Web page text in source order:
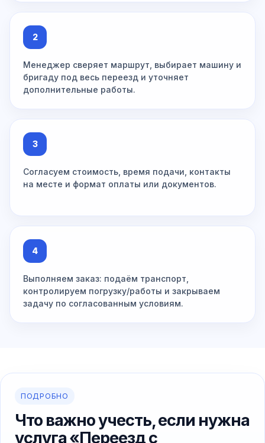
2
Менеджер сверяет маршрут, выбирает машину и
бригаду под весь переезд и уточняет
дополнительные работы.
3
Согласуем стоимость, время подачи, контакты
на месте и формат оплаты или документов.
4
Выполняем заказ: подаём транспорт,
контролируем погрузку/работы и закрываем
задачу по согласованным условиям.
ПОДРОБНО
Что важно учесть, если нужна
услуга «Переезд с